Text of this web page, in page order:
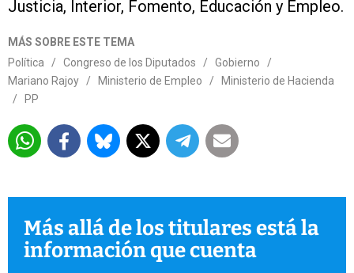
Justicia, Interior, Fomento, Educación y Empleo.
MÁS SOBRE ESTE TEMA
Política
/ Congreso de los Diputados / Gobierno
/
Mariano Rajoy
/ Ministerio de Empleo /
Ministerio de Hacienda
/
PP
Más allá de los titulares está la
información que cuenta